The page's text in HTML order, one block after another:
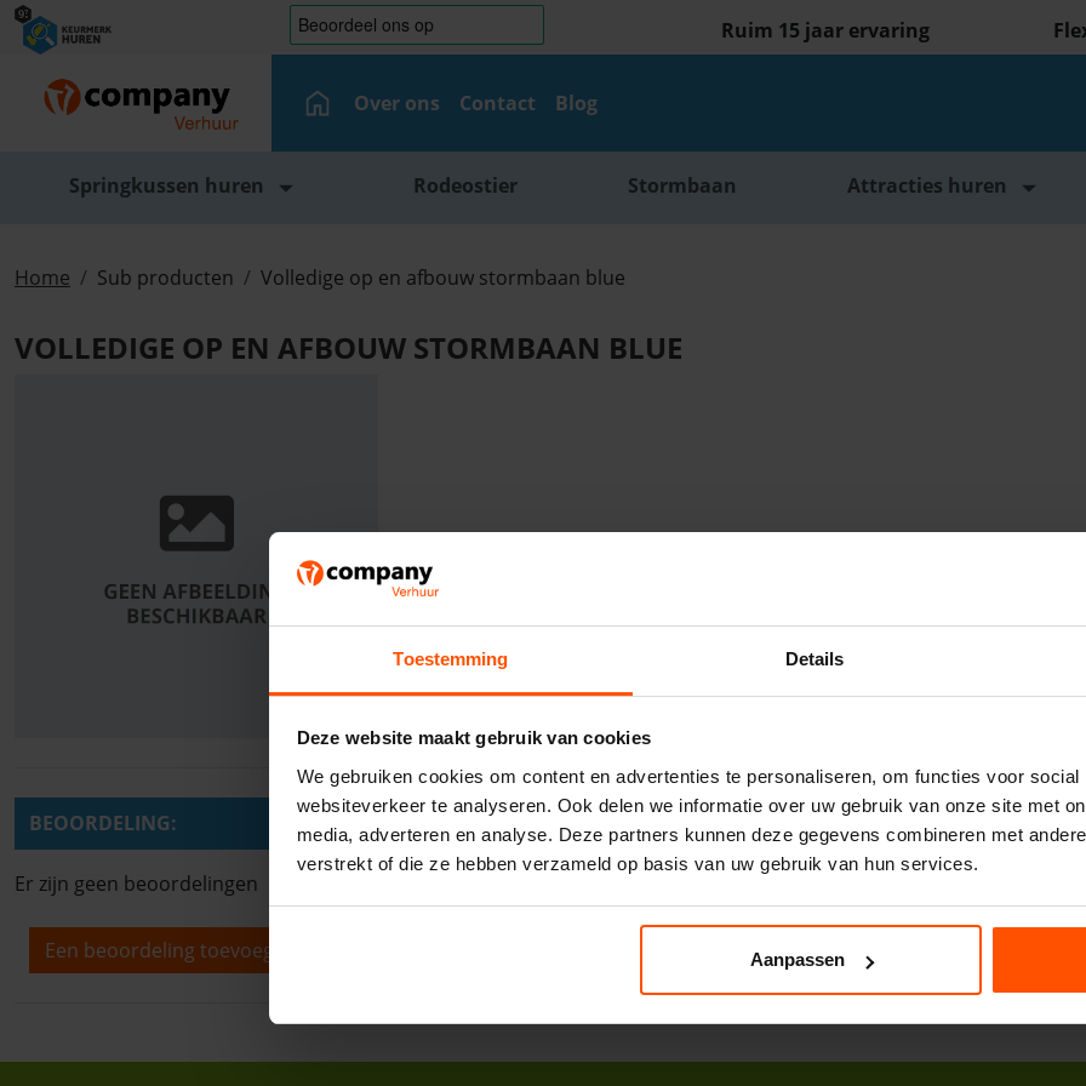
Toestemming Details
Deze website maakt gebruik van cookies
We gebruiken cookies om content en advertenties te personaliseren, om functies voor social
websiteverkeer te analyseren. Ook delen we informatie over uw gebruik van onze site met
media, adverteren en analyse. Deze partners kunnen deze gegevens combineren met
verstrekt of die ze hebben verzameld op basis van uw gebruik van hun services.
Aanpassen
Ruim 15 jaar ervaring
Over ons Contact Blog
Springkussen huren Rodeostier Stormbaan Attracties huren
Home Sub producten Volledige op en afbouw stormbaan blue
VOLLEDIGE OP EN AFBOUW STORMBAAN BLUE
BEOORDELING:
Er zijn geen beoordelingen
Een beoordeling toevoegen